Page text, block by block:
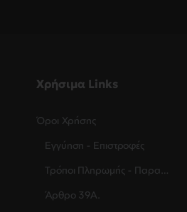
Χρήσιμα Links
Όροι Χρήσης
Εγγύηση - Επιστροφές
Άρθρο 39Α.